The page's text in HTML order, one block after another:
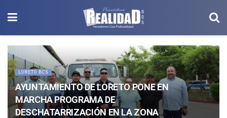
LORETO BCS
AYUNTAMIENTO DE LORETO PONE EN
MARCHA PROGRAMA DE
DESCHATARRIZACIÓN EN LA ZONA